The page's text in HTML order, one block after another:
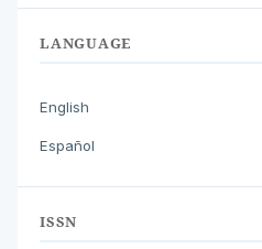
LANGUAGE
English
Español
ISSN